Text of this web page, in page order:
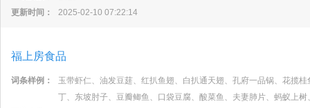
更新时间：
2025-02-10 07:22:14
福上房食品
词条样例：
玉带虾仁、油发豆莛、红扒鱼翅、白扒通天翅、孔府一品锅、花揽
丁、东坡肘子、豆瓣鲫鱼、口袋豆腐、酸菜鱼、夫妻肺片、蚂蚁上树